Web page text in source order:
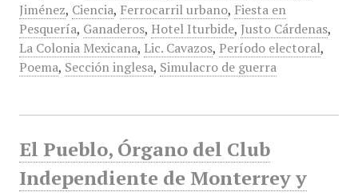
Jiménez, Ciencia, Ferrocarril urbano, Fiesta en
Pesquería, Ganaderos, Hotel Iturbide, Justo Cárdenas,
La Colonia Mexicana, Lic. Cavazos, Período electoral,
Poema, Sección inglesa, Simulacro de guerra
El Pueblo, Órgano del Club
Independiente de Monterrey y